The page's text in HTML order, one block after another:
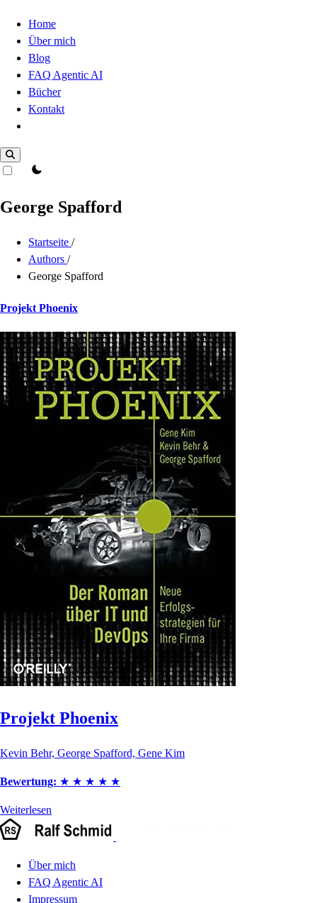
Home
Über mich
Blog
FAQ Agentic AI
Bücher
Kontakt
theme switcher
George Spafford
Startseite /
Authors /
George Spafford
Projekt Phoenix
Projekt Phoenix
Kevin Behr, George Spafford, Gene Kim
Bewertung: ★ ★ ★ ★ ★
Weiterlesen
Über mich
FAQ Agentic AI
Impressum